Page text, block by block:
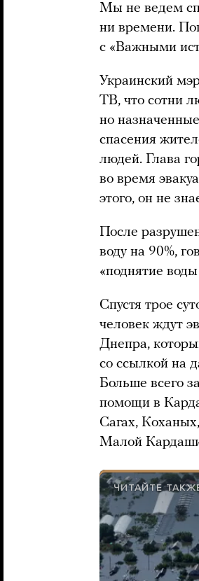
Мы не ведем
ни времени.
с «Важными
Украинский
ТВ, что сотни
но
спасения
людей. Глава
во время
этого, он не
После
воду на 90%,
«поднятие
Спустя трое
человек ждут
Днепра,
со ссылкой на
Больше всего
помощи в
Сагах,
Малой
ЧИТАЙТЕ